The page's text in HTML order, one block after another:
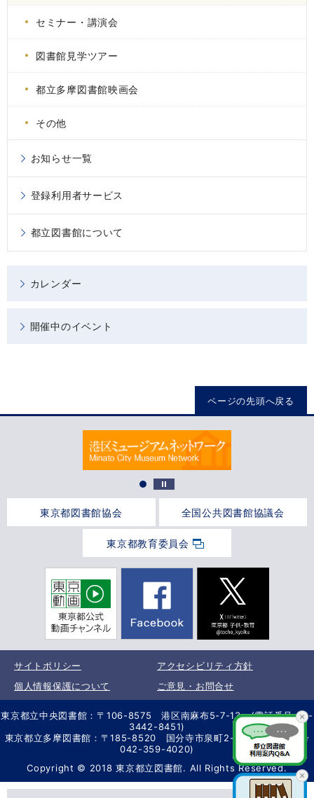
セミナー・講演会
図書館見学ツアー
都立多摩図書館映画会
その他
お知らせ一覧
登録利用者サービス
都立図書館について
カレンダー
開催中のイベント
ページの先頭へ戻る
東京都図書館協会 全国公共図書館協議会
東京都教育委員会
サイトポリシー
アクセシビリティ方針
個人情報保護について
ご意見・お問合せ
東京都立中央図書館：〒106-8575 港区南麻布5-7-13 (電話番号 03-
3442-8451)
東京都立多摩図書館：〒185-8520 国分寺市泉町2-2-26 (電話番号
042-359-4020)
Copyright © 2018 東京都立図書館. All Rights Reserved.